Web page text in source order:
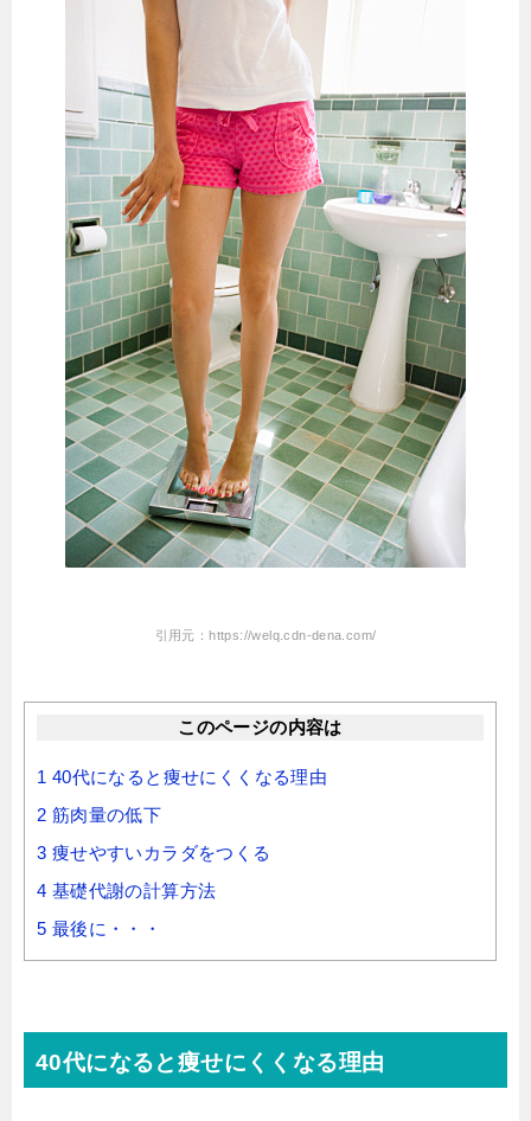
引用元：https://welq.cdn-dena.com/
このページの内容は
1 40代になると痩せにくくなる理由
2 筋肉量の低下
3 痩せやすいカラダをつくる
4 基礎代謝の計算方法
5 最後に・・・
40代になると痩せにくくなる理由